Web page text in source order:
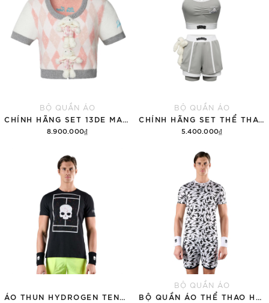
BỘ QUẦN ÁO
8.900.000₫
BỘ QUẦN ÁO
5.400.000₫
Thêm vào giỏ hàng
BỘ QUẦN ÁO